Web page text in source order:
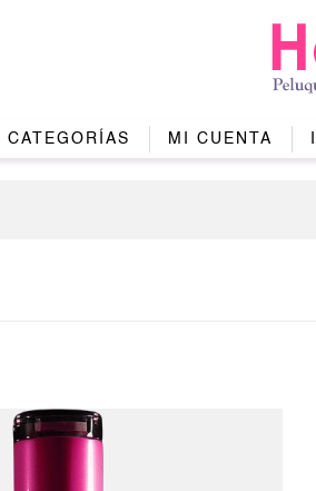
CATEGORÍAS MI CUENTA